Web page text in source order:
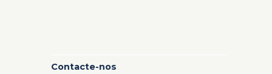
Contacte-nos